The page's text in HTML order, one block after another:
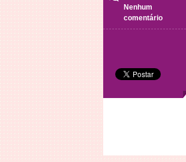
Nenhum
comentárioem
BOA